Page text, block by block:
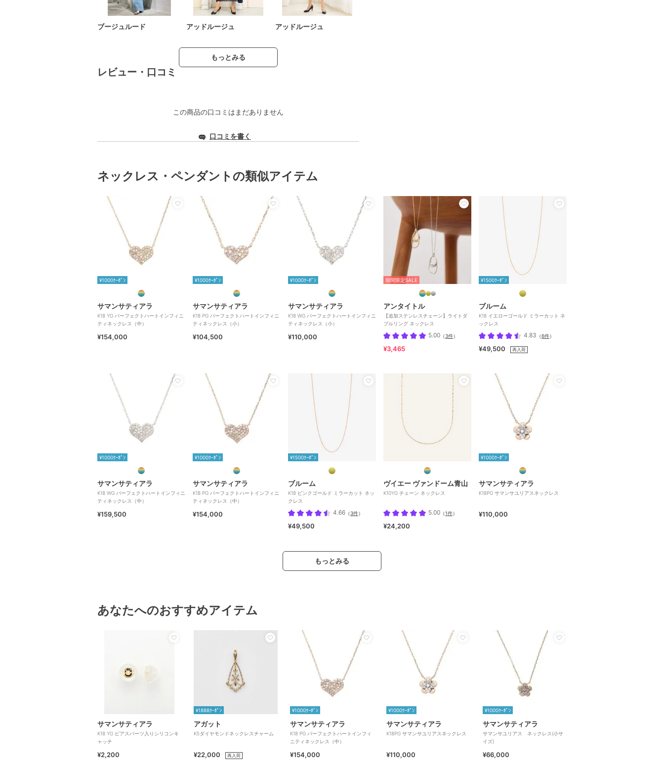
ブージュルード アッドルージュ アッドルージュ
もっとみる
レビュー・口コミ
この商品の口コミはまだありません
口コミを書く
ネックレス・ペンダントの類似アイテム
¥1000ｸｰﾎﾟﾝ
サマンサティアラ
K18 YG パーフェクトハートインフィニ
ティネックレス（中）
¥154,000
¥1000ｸｰﾎﾟﾝ
サマンサティアラ
K18 PG パーフェクトハートインフィニ
ティネックレス（小）
¥104,500
¥1000ｸｰﾎﾟﾝ
サマンサティアラ
K18 WG パーフェクトハートインフィニ
ティネックレス（小）
¥110,000
期間限定SALE
アンタイトル
【追加ステンレスチェーン】ライトダ
ブルリング ネックレス
5.00 （3件）
¥3,465
¥1500ｸｰﾎﾟﾝ
ブルーム
K18 イエローゴールド ミラーカット ネ
ックレス
4.83 （6件）
¥49,500 再入荷
¥1000ｸｰﾎﾟﾝ
サマンサティアラ
K18 WG パーフェクトハートインフィニ
ティネックレス（中）
¥159,500
¥1000ｸｰﾎﾟﾝ
サマンサティアラ
K18 PG パーフェクトハートインフィニ
ティネックレス（中）
¥154,000
¥1500ｸｰﾎﾟﾝ
ブルーム
K18 ピンクゴールド ミラーカット ネッ
クレス
4.66 （3件）
¥49,500
ヴイエー ヴァンドーム青山
K10YG チェーン ネックレス
5.00 （1件）
¥24,200
¥1000ｸｰﾎﾟﾝ
サマンサティアラ
K18PG サマンサユリアスネックレス
¥110,000
もっとみる
あなたへのおすすめアイテム
サマンサティアラ
K18 YG ピアスパーツ入りシリコンキ
ャッチ
¥2,200
¥1888ｸｰﾎﾟﾝ
アガット
K5ダイヤモンドネックレスチャーム
¥22,000 再入荷
¥1000ｸｰﾎﾟﾝ
サマンサティアラ
K18 PG パーフェクトハートインフィ
ニティネックレス（中）
¥154,000
¥1000ｸｰﾎﾟﾝ
サマンサティアラ
K18PG サマンサユリアスネックレス
¥110,000
¥1000ｸｰﾎﾟﾝ
サマンサティアラ
サマンサユリアス ネックレス(小サ
イズ)
¥66,000